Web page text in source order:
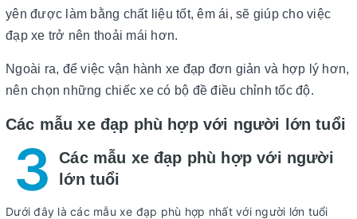
yên được làm bằng chất liệu tốt, êm ái, sẽ giúp cho việc
đạp xe trở nên thoải mái hơn.
Ngoài ra, để việc vận hành xe đạp đơn giản và hợp lý hơn,
nên chọn những chiếc xe có bộ đề điều chỉnh tốc độ.
Các mẫu xe đạp phù hợp với người lớn tuổi
3
Các mẫu xe đạp phù hợp với người
lớn tuổi
Dưới đây là các mẫu xe đạp phù hợp nhất với người lớn tuổi